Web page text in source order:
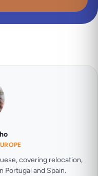
covering relocation,
Portugal and Spain.